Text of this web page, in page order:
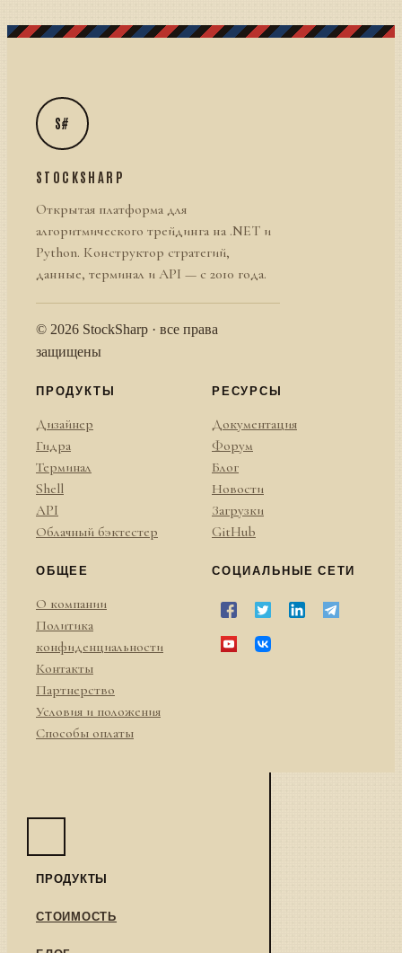
S#
STOCKSHARP
Открытая платформа для
алгоритмического трейдинга на .NET и
Python. Конструктор стратегий,
данные, терминал и API — с 2010 года.
© 2026 StockSharp · все права
защищены
ПРОДУКТЫ
Дизайнер
Гидра
Терминал
Shell
API
Облачный бэктестер
РЕСУРСЫ
Документация
Форум
Блог
Новости
Загрузки
GitHub
ОБЩЕЕ
О компании
Политика
конфиденциальности
Контакты
Партнерство
Условия и положения
Способы оплаты
СОЦИАЛЬНЫЕ СЕТИ
ПРОДУКТЫ
СТОИМОСТЬ